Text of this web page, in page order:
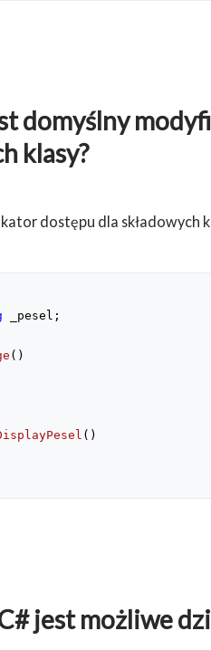
domyślny
klasy?
dostępu dla składowych
_pesel;
(
(
jest możliwe